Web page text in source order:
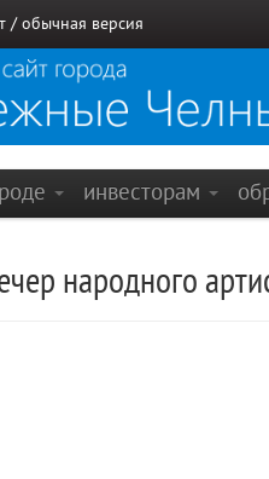
/ обычная версия
инвесторам
народного